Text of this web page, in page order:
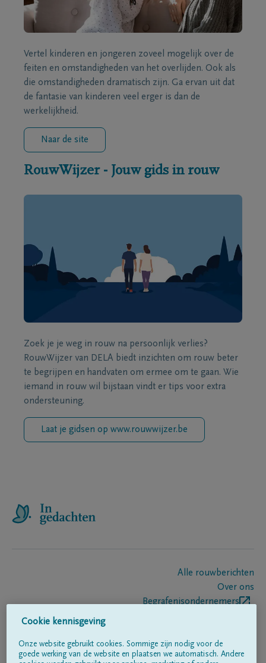
Vertel kinderen en jongeren zoveel mogelijk over de
feiten en omstandigheden van het overlijden. Ook als
die omstandigheden dramatisch zijn. Ga ervan uit dat
de fantasie van kinderen veel erger is dan de
werkelijkheid.
Naar de site
RouwWijzer - Jouw gids in rouw
Zoek je je weg in rouw na persoonlijk verlies?
RouwWijzer van DELA biedt inzichten om rouw beter
te begrijpen en handvaten om ermee om te gaan. Wie
iemand in rouw wil bijstaan vindt er tips voor extra
ondersteuning.
Laat je gidsen op www.rouwwijzer.be
Alle rouwberichten
Over ons
Begrafenisondernemers
Volg ons op
Cookie kennisgeving
Onze website gebruikt cookies. Sommige zijn nodig voor de
goede werking van de website en plaatsen we automatisch. Andere